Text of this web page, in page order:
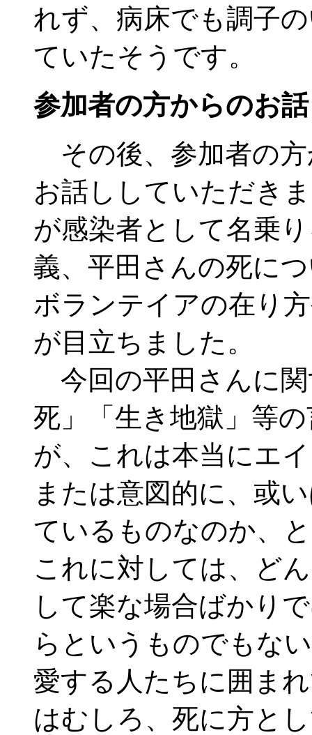
れず、病床でも調子
ていたそうです。
参加者の方からのお話
その後、参加者の
お話ししていただき
が感染者として名乗
義、平田さんの死に
ボランテイアの在り
が目立ちました。
今回の平田さんに
死」「生き地獄」等
が、これは本当にエ
または意図的に、或
ているものなのか、
これに対しては、ど
して楽な場合ばかり
らというものでもな
愛する人たちに囲ま
はむしろ、死に方と